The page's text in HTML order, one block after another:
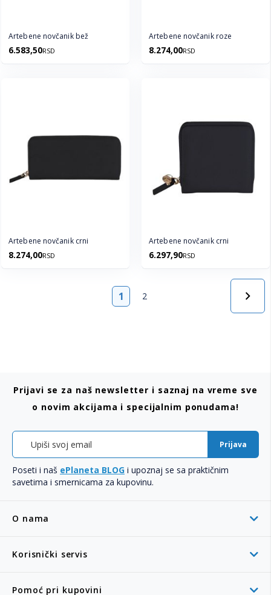
Artebene novčanik bež
6.583,50RSD
Artebene novčanik roze
8.274,00RSD
Artebene novčanik crni
8.274,00RSD
Artebene novčanik crni
6.297,90RSD
1
2
O nama
Korisnički servis
Pomoć pri kupovini
Prijavi se za naš newsletter i saznaj na vreme sve
o novim akcijama i specijalnim ponudama!
Prijava
Poseti i naš ePlaneta BLOG i upoznaj se sa praktičnim
savetima i smernicama za kupovinu.